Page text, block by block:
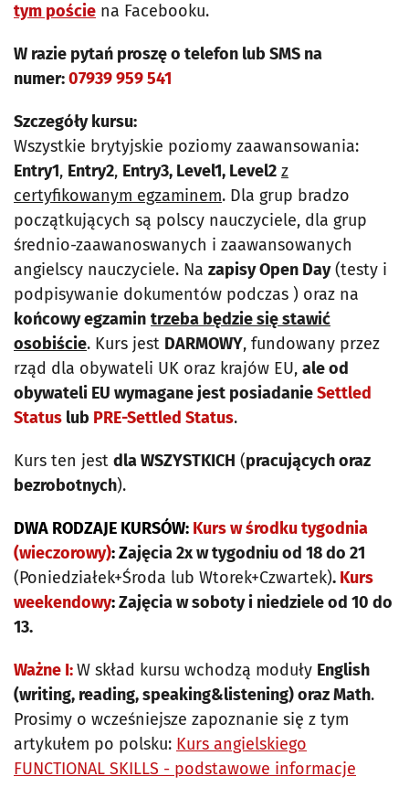
tym poście na Facebooku.
W razie pytań proszę o telefon lub SMS na
numer:07939 959 541
Szczegóły kursu:
Wszystkie brytyjskie poziomy zaawansowania:
Entry1, Entry2, Entry3, Level1, Level2 z
certyfikowanym egzaminem. Dla grup bradzo
początkujących są polscy nauczyciele, dla grup
średnio-zaawanoswanych i zaawansowanych
angielscy nauczyciele. Na zapisy Open Day(testy i
podpisywanie dokumentów podczas ) oraz na
końcowy egzamin trzeba będzie się stawić
osobiście. Kurs jest DARMOWY, fundowany przez
rząd dla obywateli UK oraz krajów EU, ale od
obywateli EU wymagane jest posiadanieSettled
Status lub PRE-Settled Status.
Kurs ten jest dla WSZYSTKICH (pracujących oraz
bezrobotnych).
DWA RODZAJE KURSÓW: Kurs w środku tygodnia
(wieczorowy): Zajęcia 2x w tygodniu od 18 do 21
(Poniedziałek+Środa lub Wtorek+Czwartek). Kurs
weekendowy:Zajęcia w soboty i niedziele od 10 do
13.
Ważne I:W skład kursu wchodzą moduły English
(writing, reading, speaking&listening) oraz Math.
Prosimy o wcześniejsze zapoznanie się z tym
artykułem po polsku: Kurs angielskiego
FUNCTIONAL SKILLS - podstawowe informacje